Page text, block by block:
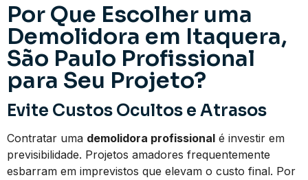
Por Que Escolher uma
Demolidora em Itaquera,
São Paulo Profissional
para Seu Projeto?
Evite Custos Ocultos e Atrasos
Contratar uma demolidora profissional é investir em
previsibilidade. Projetos amadores frequentemente
esbarram em imprevistos que elevam o custo final. Por